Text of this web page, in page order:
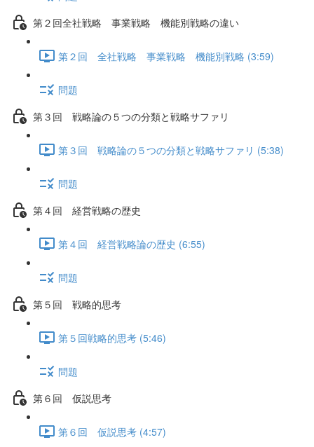
第２回全社戦略 事業戦略 機能別戦略の違い
第２回 全社戦略 事業戦略 機能別戦略 (3:59)
問題
第３回 戦略論の５つの分類と戦略サファリ
第３回 戦略論の５つの分類と戦略サファリ (5:38)
問題
第４回 経営戦略の歴史
第４回 経営戦略論の歴史 (6:55)
問題
第５回 戦略的思考
第５回戦略的思考 (5:46)
問題
第６回 仮説思考
第６回 仮説思考 (4:57)